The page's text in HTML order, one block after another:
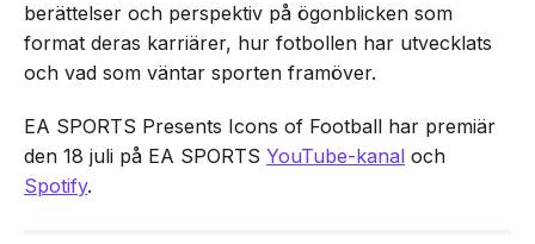
berättelser och perspektiv på ögonblicken som
format deras karriärer, hur fotbollen har utvecklats
och vad som väntar sporten framöver.
EA SPORTS Presents Icons of Football har premiär
den 18 juli på EA SPORTS YouTube-kanal och
Spotify.